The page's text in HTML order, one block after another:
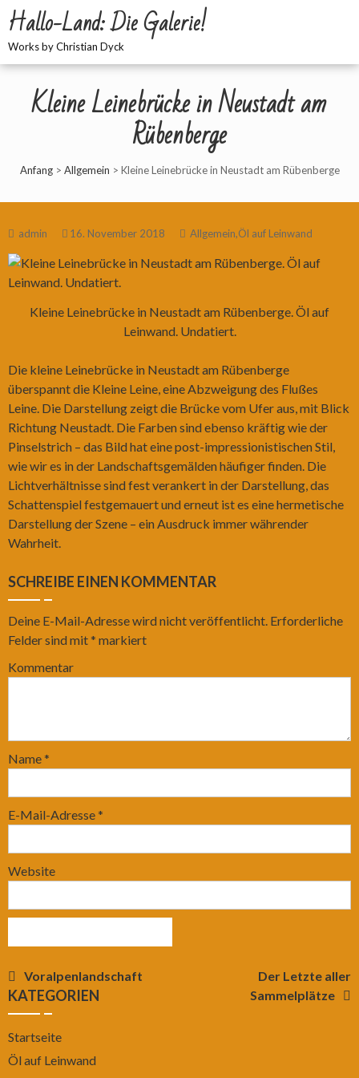
Hallo-Land: Die Galerie!
Works by Christian Dyck
Kleine Leinebrücke in Neustadt am
Rübenberge
Anfang> Allgemein > Kleine Leinebrücke in Neustadt am Rübenberge
admin 16. November 2018 Allgemein,Öl auf Leinwand
Kleine Leinebrücke in Neustadt am Rübenberge. Öl auf
Leinwand. Undatiert.
Die kleine Leinebrücke in Neustadt am Rübenberge
überspannt die Kleine Leine, eine Abzweigung des Flußes
Leine. Die Darstellung zeigt die Brücke vom Ufer aus, mit Blick
Richtung Neustadt. Die Farben sind ebenso kräftig wie der
Pinselstrich – das Bild hat eine post-impressionistischen Stil,
wie wir es in der Landschaftsgemälden häufiger finden. Die
Lichtverhältnisse sind fest verankert in der Darstellung, das
Schattenspiel festgemauert und erneut ist es eine hermetische
Darstellung der Szene – ein Ausdruck immer währender
Wahrheit.
SCHREIBE EINEN KOMMENTAR
Deine E-Mail-Adresse wird nicht veröffentlicht. Erforderliche
Felder sind mit* markiert
Kommentar
Name*
E-Mail-Adresse*
Website
Beitragsnavigation
Voralpenlandschaft
Der Letzte aller
Sammelplätze
KATEGORIEN
Startseite
Öl auf Leinwand